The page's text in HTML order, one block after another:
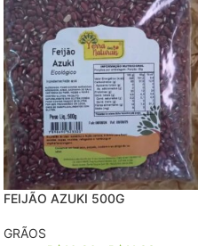
FEIJÃO AZUKI 500G
GRÃOS